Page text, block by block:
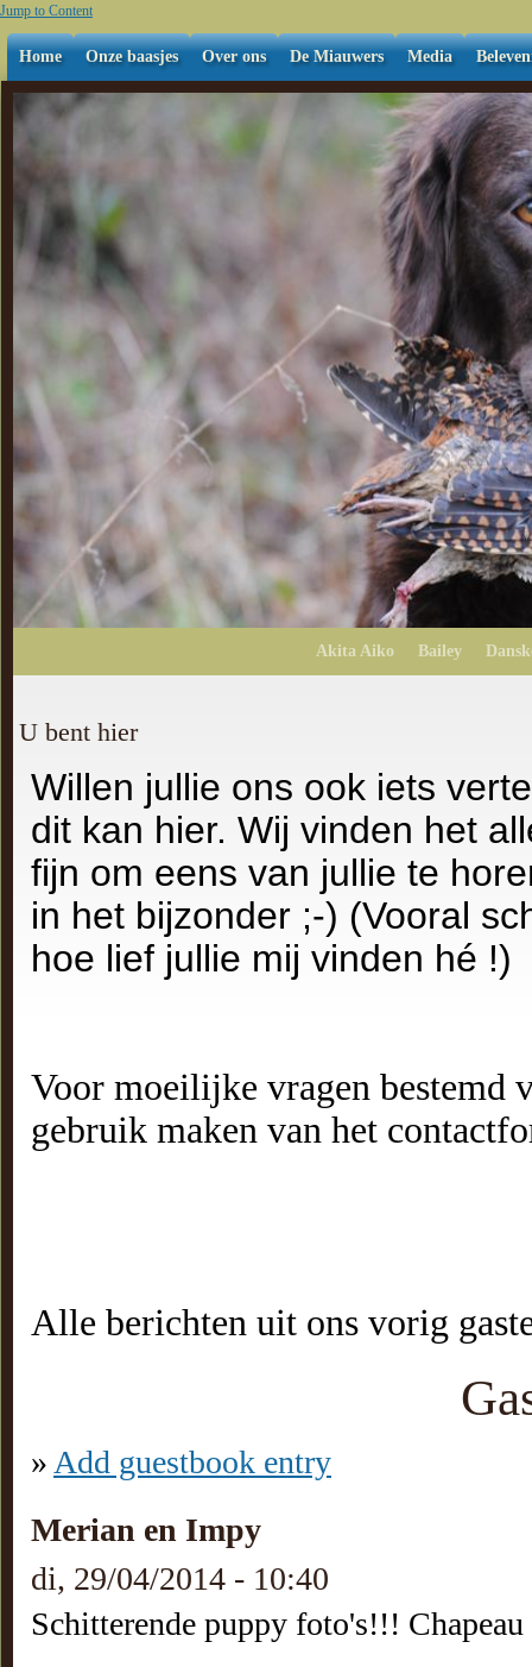
Jump to Content
Home Onze baasjes Over ons De Miauwers Media
Akita Aiko Bailey
U bent hier
Willen jullie ons ook iets
dit kan hier. Wij vinden het
fijn om eens van jullie te
in het bijzonder ;-) (Vooral
hoe lief jullie mij vinden hé !)
Voor moeilijke vragen bestemd
gebruik maken van het
Alle berichten uit ons vorig
» Add guestbook entry
Merian en Impy
di, 29/04/2014 - 10:40
Schitterende puppy foto's!!!